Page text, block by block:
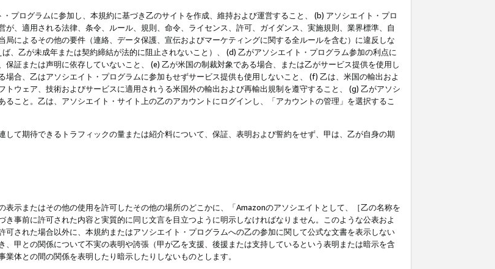
プログラムに参加し、本規約に基づき乙のサイトを作成、維持および運営すること、 (b) アソシエイト・プロ
、適用される法律、条令、ルール、規則、命令、ライセンス、許可、ガイダンス、実施規則、業界標準、自
によるその他の要件（連絡、データ保護、宣伝およびマーケティングに関する全ルールを含む）に違反しな
、乙が未成年または契約締結が法的に阻止されないこと）、 (d) 乙がアソシエイト・プログラム参加の利点に
証または声明に依存していないこと、 (e) 乙が米国の制裁対象である場合、または乙がサービス提供を使用し
合、乙はアソシエイト・プログラムに参加もせずサービス提供も使用しないこと、 (f) 乙は、米国の輸出およ
ウェア、技術およびサービスに適用されうる米国外の輸出および再輸出規制を遵守すること、 (g) 乙がアソシ
こと。乙は、アソシエイト・サイト上の乙のアカウントにログインし、「アカウントの管理」を選択するこ
て期待できるトラフィックの量または紹介料について、保証、表明および誓約をせず、甲は、乙が自身の期
示またはその他の使用を許可したその他の場所のどこかに、「Amazonのアソシエイトとして、［乙の名称を
事前に許可された内容と実質的に同じ文言を目立つように明示しなければなりません。このような公表およ
された場合以外に、本規約またはアソシエイト・プログラムへの乙の参加に関して公式な文書を表示しない
甲との関係について不実の表明や誇張（甲が乙を支援、後援または支持しているという表明または暗示を含
体との間の関係を表明したり暗示したりしないものとします。